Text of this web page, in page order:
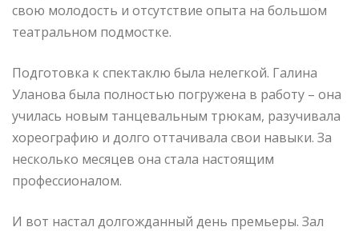
свою молодость и отсутствие опыта на большом
театральном подмостке.
Подготовка к спектаклю была нелегкой. Галина
Уланова была полностью погружена в работу – она
училась новым танцевальным трюкам, разучивала
хореографию и долго оттачивала свои навыки. За
несколько месяцев она стала настоящим
профессионалом.
И вот настал долгожданный день премьеры. Зал